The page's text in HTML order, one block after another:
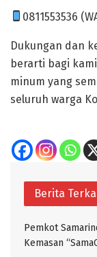
0811553536
Dukungan dan
berarti bagi
minum yang
seluruh warga
Berita
Pemkot
Kemasan